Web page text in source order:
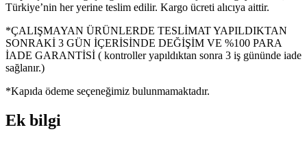
Türkiye’nin her yerine teslim edilir. Kargo ücreti alıcıya aittir.
*ÇALIŞMAYAN ÜRÜNLERDE TESLİMAT YAPILDIKTAN
SONRAKİ 3 GÜN İÇERİSİNDE DEĞİŞİM VE %100 PARA
İADE GARANTİSİ ( kontroller yapıldıktan sonra 3 iş gününde iade
sağlanır.)
*Kapıda ödeme seçeneğimiz bulunmamaktadır.
Ek bilgi